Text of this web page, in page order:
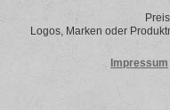
Logos, Marken oder
Impressum